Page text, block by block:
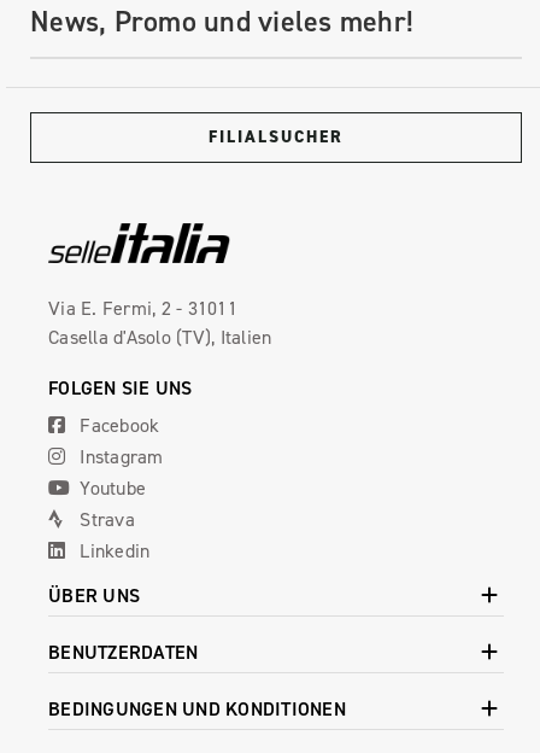
News, Promo und vieles mehr!
FILIALSUCHER
Via E. Fermi, 2 - 31011
Casella d'Asolo (TV), Italien
FOLGEN SIE UNS
Facebook
Instagram
Youtube
Strava
Linkedin
ÜBER UNS
BENUTZERDATEN
BEDINGUNGEN UND KONDITIONEN